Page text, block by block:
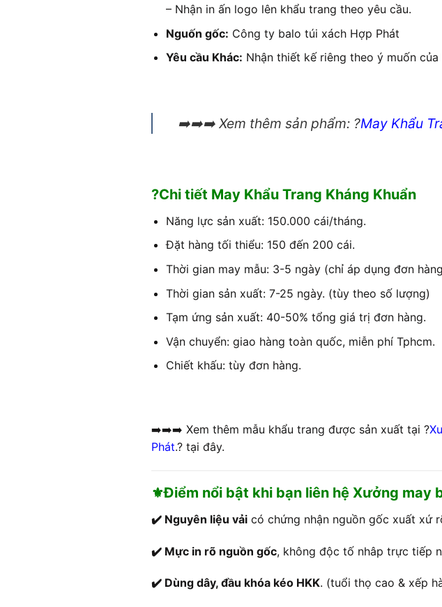
– Nhận in ấn logo lên khẩu trang theo yêu cầu.
Nguốn gốc: Công ty balo túi xách Hợp Phát
Yêu cầu Khác: Nhận thiết kế riêng theo ý muốn của
➡️➡️➡️ Xem thêm sản phẩm: ?May Khẩu
?Chi tiết May Khẩu Trang Kháng Khuẩn
Năng lực sản xuất: 150.000 cái/tháng.
Đặt hàng tối thiểu: 150 đến 200 cái.
Thời gian may mẫu: 3-5 ngày (chỉ áp dụng đơn
Thời gian sản xuất: 7-25 ngày. (tùy theo số lượng)
Tạm ứng sản xuất: 40-50% tổng giá trị đơn hàng.
Vận chuyển: giao hàng toàn quốc, miễn phí Tphcm.
Chiết khấu: tùy đơn hàng.
➡️➡️➡️ Xem thêm mẫu khẩu trang được sản xuất tại ?
Phát.? tại đây.
⚜️Điểm nổi bật khi bạn liên hệ Xưởng may
✔️ Nguyên liệu vảicó chứng nhận nguồn gốc xuất xứ
✔️ Mực in rõ nguồn gốc, không độc tố nhâp trực tiếp
✔️ Dùng dây, đầu khóa kéo HKK. (tuổi thọ cao & xếp